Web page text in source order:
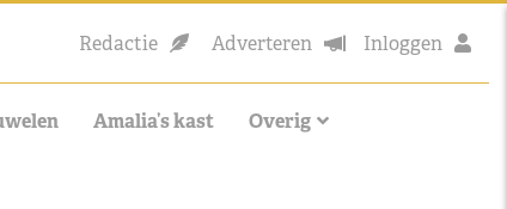
Redactie Adverteren Inloggen
Amalia’s kast Overig